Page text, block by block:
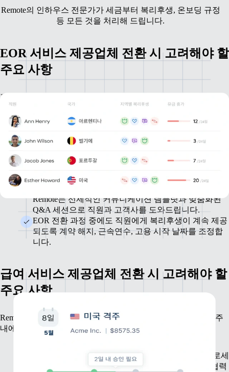
Remote의 인하우스 전문가가 세금부터 복리후생, 온보딩 규정
등 모든 것을 처리해 드립니다.
EOR 서비스 제공업체 전환 시 고려해야 할
주요 사항
기존에 다른 EOR 서비스 제공업체를 이용하셨든 자체 법인을
운영하셨든, 필요한 모든 것을 Remote가 제공해 드리겠습니다.
직원은 기존에 고용되었던 법인에서 퇴사 처리되고
Remote가 새로운 고용주가 됩니다.
규정을 준수하고 예상 밖의 상황을 최소화하도록
Remote가 국가별로 오프보딩 및 온보딩 규정을 안내해
드립니다.
Remote는 선제적인 커뮤니케이션 템플릿과 맞춤화된
Q&A 세션으로 직원과 고객사를 도와드립니다.
EOR 전환 과정 중에도 직원에게 복리후생이 계속 제공
되도록 계약 해지, 근속연수, 고용 시작 날짜를 조정합
니다.
급여 서비스 제공업체 전환 시 고려해야 할
주요 사항
Remote는 정확성과 규정 준수를 보장하면서 몇 달이 아닌 몇 주
내에 급여 처리가 가능하도록 지원해 드립니다.
모든 복리후생, 공제 등을 포함하여 기존의 급여 프로세
스를 그대로 유지하기 위해 설정 과정에서 고객과 협력